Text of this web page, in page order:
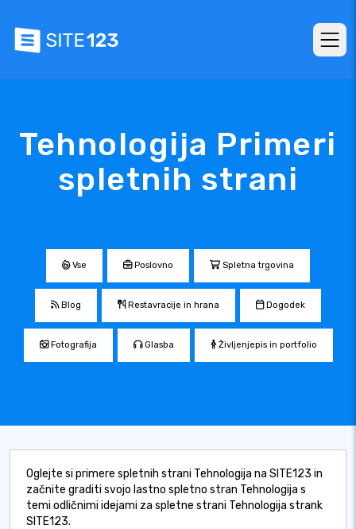
Tehnologija Primeri
spletnih strani
Vse Poslovno Spletna trgovina
Blog Restavracije in hrana Dogodek
Fotografija Glasba Življenjepis in portfolio
Oglejte si primere spletnih strani Tehnologija na SITE123 in
začnite graditi svojo lastno spletno stran Tehnologija s
temi odličnimi idejami za spletne strani Tehnologija strank
SITE123.